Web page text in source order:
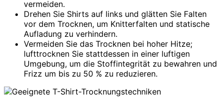
vermeiden.
Drehen Sie Shirts auf links und glätten Sie Falten
vor dem Trocknen, um Knitterfalten und statische
Aufladung zu verhindern.
Vermeiden Sie das Trocknen bei hoher Hitze;
lufttrocknen Sie stattdessen in einer luftigen
Umgebung, um die Stoffintegrität zu bewahren und
Frizz um bis zu 50 % zu reduzieren.